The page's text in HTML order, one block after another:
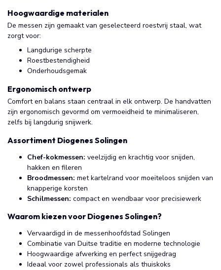
Hoogwaardige materialen
De messen zijn gemaakt van geselecteerd roestvrij staal, wat
zorgt voor:
Langdurige scherpte
Roestbestendigheid
Onderhoudsgemak
Ergonomisch ontwerp
Comfort en balans staan centraal in elk ontwerp. De handvatten
zijn ergonomisch gevormd om vermoeidheid te minimaliseren,
zelfs bij langdurig snijwerk.
Assortiment Diogenes Solingen
Chef-kokmessen: veelzijdig en krachtig voor snijden,
hakken en fileren
Broodmessen: met kartelrand voor moeiteloos snijden van
knapperige korsten
Schilmessen: compact en wendbaar voor precisiewerk
Waarom kiezen voor Diogenes Solingen?
Vervaardigd in de messenhoofdstad Solingen
Combinatie van Duitse traditie en moderne technologie
Hoogwaardige afwerking en perfect snijgedrag
Ideaal voor zowel professionals als thuiskoks